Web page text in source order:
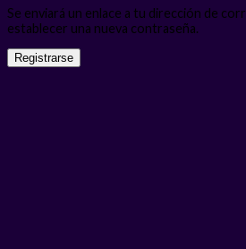
Se enviará un enlace a tu dirección de
establecer una nueva contraseña.
Registrarse